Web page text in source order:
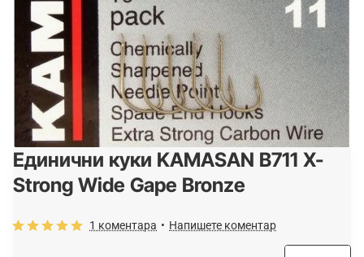
Единични куки KAMASAN B711 X-
Strong Wide Gape Bronze
1 коментара • Напишете коментар